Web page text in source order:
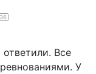
Все
У